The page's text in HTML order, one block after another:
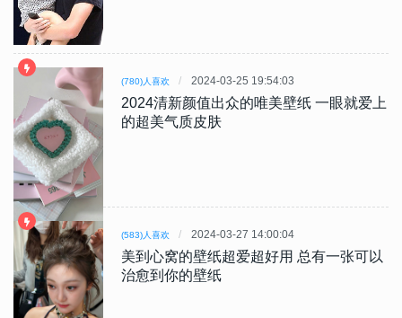
(780)人喜欢 2024-03-25 19:54:03
2024清新颜值出众的唯美壁纸 一眼就爱上
的超美气质皮肤
(583)人喜欢 2024-03-27 14:00:04
美到心窝的壁纸超爱超好用 总有一张可以
治愈到你的壁纸